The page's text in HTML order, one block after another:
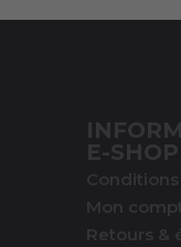
E-SHOP
Mon
Retours &